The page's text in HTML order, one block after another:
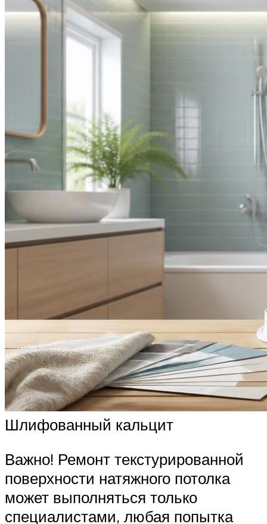
Шлифованный кальцит
Важно! Ремонт текстурированной
поверхности натяжного потолка
может выполняться только
специалистами, любая попытка